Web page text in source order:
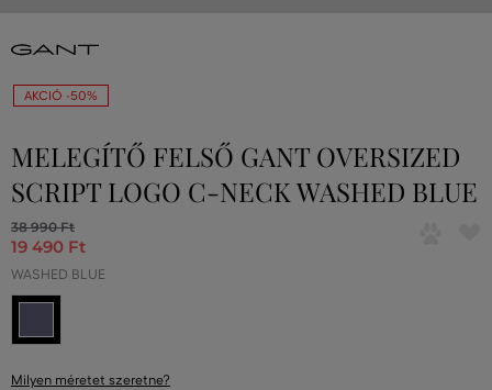
AKCIÓ -50%
MELEGÍTŐ FELSŐ GANT OVERSIZED
SCRIPT LOGO C-NECK WASHED BLUE
38 990 Ft
19 490 Ft
WASHED BLUE
Milyen méretet szeretne?